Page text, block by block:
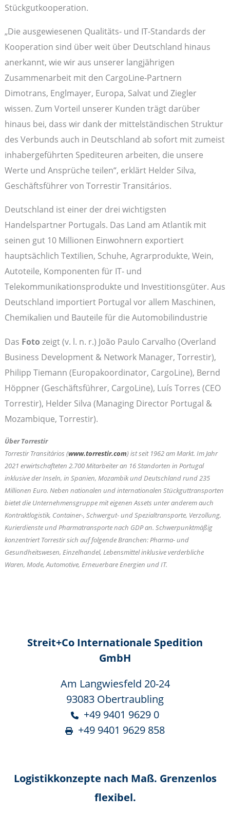
Stückgutkooperation.
„Die ausgewiesenen Qualitäts- und IT-Standards der
Kooperation sind über weit über Deutschland hinaus
anerkannt, wie wir aus unserer langjährigen
Zusammenarbeit mit den CargoLine-Partnern
Dimotrans, Englmayer, Europa, Salvat und Ziegler
wissen. Zum Vorteil unserer Kunden trägt darüber
hinaus bei, dass wir dank der mittelständischen Struktur
des Verbunds auch in Deutschland ab sofort mit zumeist
inhabergeführten Spediteuren arbeiten, die unsere
Werte und Ansprüche teilen“, erklärt Helder Silva,
Geschäftsführer von Torrestir Transitários.
Deutschland ist einer der drei wichtigsten
Handelspartner Portugals. Das Land am Atlantik mit
seinen gut 10 Millionen Einwohnern exportiert
hauptsächlich Textilien, Schuhe, Agrarprodukte, Wein,
Autoteile, Komponenten für IT- und
Telekommunikationsprodukte und Investitionsgüter. Aus
Deutschland importiert Portugal vor allem Maschinen,
Chemikalien und Bauteile für die Automobilindustrie
Das Foto zeigt (v. l. n. r.) João Paulo Carvalho (Overland
Business Development & Network Manager, Torrestir),
Philipp Tiemann (Europakoordinator, CargoLine), Bernd
Höppner (Geschäftsführer, CargoLine), Luís Torres (CEO
Torrestir), Helder Silva (Managing Director Portugal &
Mozambique, Torrestir).
Über Torrestir
Torrestir Transitários (www.torrestir.com) ist seit 1962 am Markt. Im Jahr
2021 erwirtschafteten 2.700 Mitarbeiter an 16 Standorten in Portugal
inklusive der Inseln, in Spanien, Mozambik und Deutschland rund 235
Millionen Euro. Neben nationalen und internationalen Stückguttransporten
bietet die Unternehmensgruppe mit eigenen Assets unter anderem auch
Kontraktlogistik, Container-, Schwergut- und Spezialtransporte, Verzollung,
Kurierdienste und Pharmatransporte nach GDP an. Schwerpunktmäßig
konzentriert Torrestir sich auf folgende Branchen: Pharma- und
Gesundheitswesen, Einzelhandel, Lebensmittel inklusive verderbliche
Waren, Mode, Automotive, Erneuerbare Energien und IT.
Streit+Co Internationale Spedition
GmbH
Am Langwiesfeld 20-24
93083 Obertraubling
+49 9401 9629 0
+49 9401 9629 858
Logistikkonzepte nach Maß. Grenzenlos
flexibel.